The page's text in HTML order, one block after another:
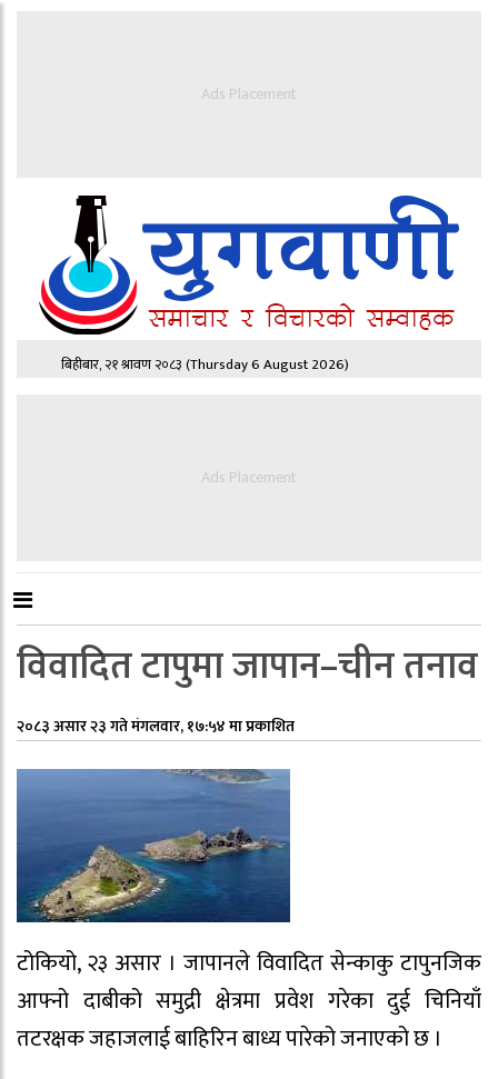
Ads Placement
बिहीबार, २१ श्रावण २०८३(Thursday 6 August 2026)
Ads Placement
विवादित टापुमा जापान–चीन तनाव
२०८३ असार २३ गते मंगलवार, १७:५४ मा प्रकाशित
टोकियो, २३ असार । जापानले विवादित सेन्काकु टापुनजिक
आफ्नो दाबीको समुद्री क्षेत्रमा प्रवेश गरेका दुई चिनियाँ
तटरक्षक जहाजलाई बाहिरिन बाध्य पारेको जनाएको छ ।